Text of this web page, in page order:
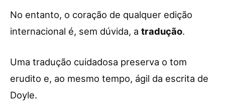
No entanto, o coração de qualquer edição
internacional é, sem dúvida, a tradução.
Uma tradução cuidadosa preserva o tom
erudito e, ao mesmo tempo, ágil da escrita de
Doyle.